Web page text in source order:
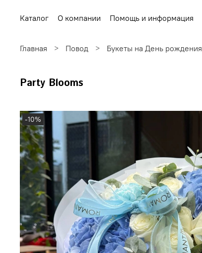
Каталог О компании Помощь и информация
Главная Повод Букеты на День рождения
Party Blooms
-10%